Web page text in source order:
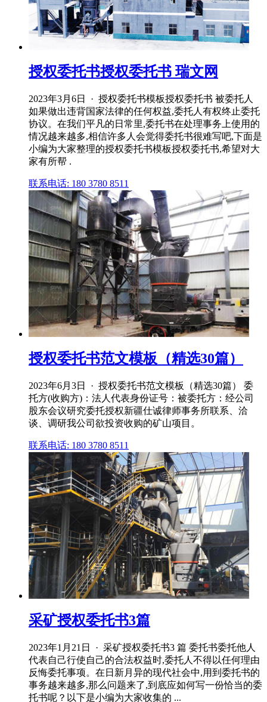
授权委托书授权委托书 瑞文网
2023年3月6日 · 授权委托书模板授权委托书 被委托人
如果做出违背国家法律的任何权益,委托人有权终止委托
协议。在我们平凡的日常里,委托书在处理事务上使用的
情况越来越多,相信许多人会觉得委托书很难写吧,下面是
小编为大家整理的授权委托书模板授权委托书,希望对大
家有所帮 .
联系电话: 180 3780 8511
授权委托书范文模板（精选30篇）
2023年6月3日 · 授权委托书范文模板（精选30篇） 委
托方(收购方)：法人代表身份证号：被委托方：经公司
股东会议研究委托授权新疆仕诚律师事务所联系、洽
谈、调研我公司欲投资收购的矿山项目。
联系电话: 180 3780 8511
采矿授权委托书3篇
2023年1月21日 · 采矿授权委托书3 篇 委托书委托他人
代表自己行使自己的合法权益时,委托人不得以任何理由
反悔委托事项。在日新月异的现代社会中,用到委托书的
事务越来越多,那么问题来了,到底应如何写一份恰当的委
托书呢？以下是小编为大家收集的 ...